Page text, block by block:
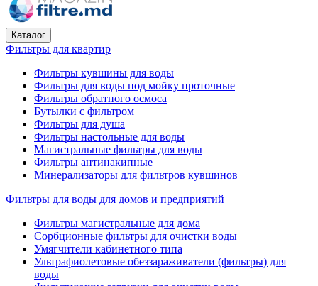
Каталог
Фильтры для квартир
Фильтры кувшины для воды
Фильтры для воды под мойку проточные
Фильтры обратного осмоса
Бутылки с фильтром
Фильтры для душа
Фильтры настольные для воды
Магистральные фильтры для воды
Фильтры антинакипные
Минерализаторы для фильтров кувшинов
Фильтры для воды для домов и предприятий
Фильтры магистральные для дома
Сорбционные фильтры для очистки воды
Умягчители кабинетного типа
Ультрафиолетовые обеззараживатели (фильтры) для
воды